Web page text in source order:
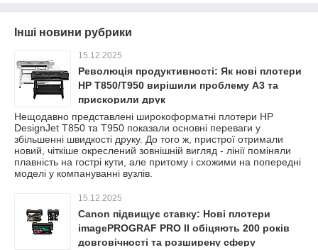
Інші новини рубрики
15.12.2025
Революція продуктивності: Як нові плотери
HP T850/T950 вирішили проблему A3 та
прискорили друк
Нещодавно представлені широкоформатні плотери HP
DesignJet T850 та T950 показали основні переваги у
збільшенні швидкості друку. До того ж, пристрої отримали
новий, чіткіше окреслений зовнішній вигляд - лінії поміняли
плавність на гострі кути, але притому і схожими на попередні
моделі у компануванні вузлів.
15.12.2025
Canon підвищує ставку: Нові плотери
imagePROGRAF PRO II обіцяють 200 років
довговічності та розширену сферу